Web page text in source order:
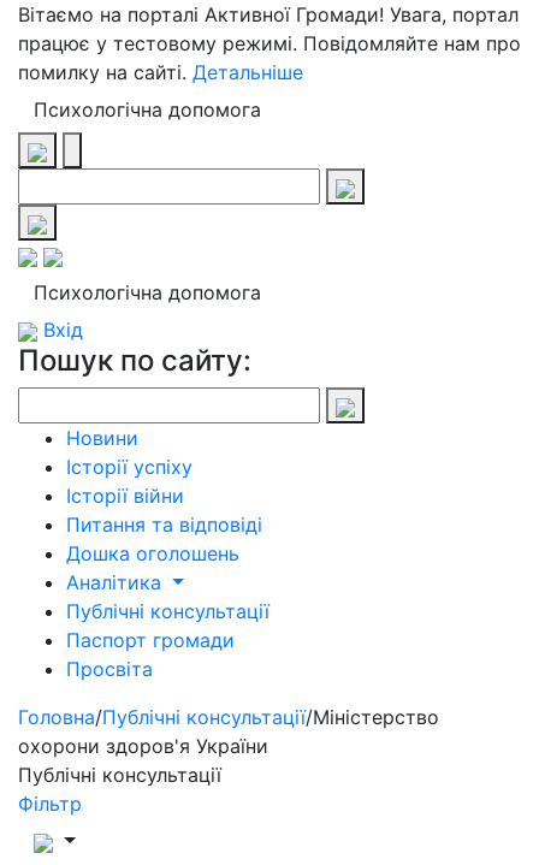
Вітаємо на порталі Активної Громади! Увага, портал
працює у тестовому режимі. Повідомляйте нам про
помилку на сайті. Детальніше
Психологічна допомога
Психологічна допомога
Вхід
Пошук по сайту:
Новини
Історії успіху
Історії війни
Питання та відповіді
Дошка оголошень
Аналітика
Публічні консультації
Паспорт громади
Просвіта
Головна/Публічні консультації/Міністерство
охорони здоров'я України
Публічні консультації
Фільтр